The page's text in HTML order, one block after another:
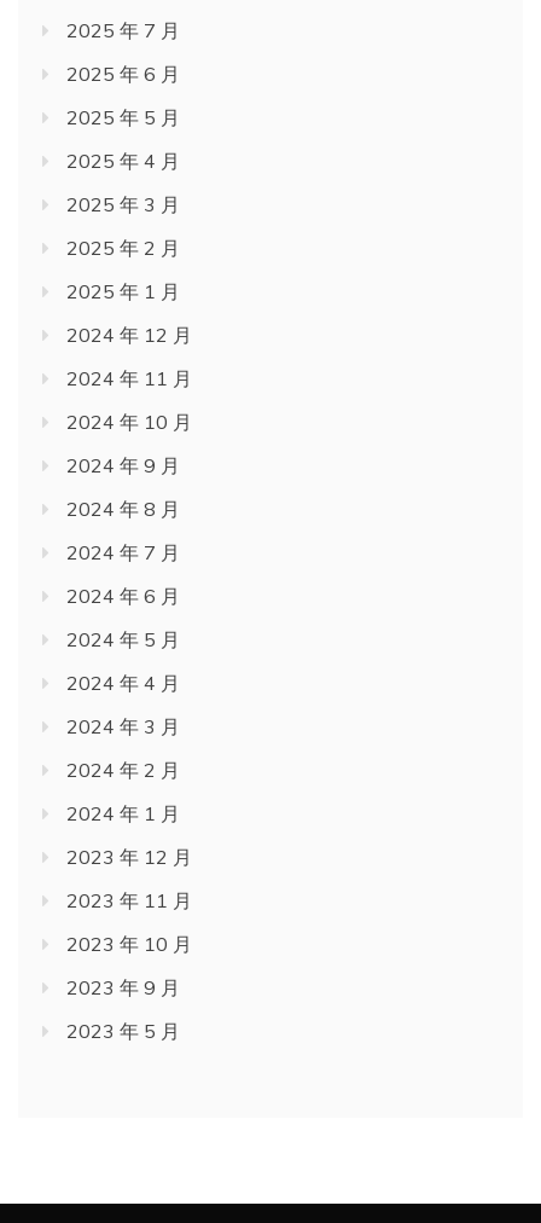
2025 年 7 月
2025 年 6 月
2025 年 5 月
2025 年 4 月
2025 年 3 月
2025 年 2 月
2025 年 1 月
2024 年 12 月
2024 年 11 月
2024 年 10 月
2024 年 9 月
2024 年 8 月
2024 年 7 月
2024 年 6 月
2024 年 5 月
2024 年 4 月
2024 年 3 月
2024 年 2 月
2024 年 1 月
2023 年 12 月
2023 年 11 月
2023 年 10 月
2023 年 9 月
2023 年 5 月